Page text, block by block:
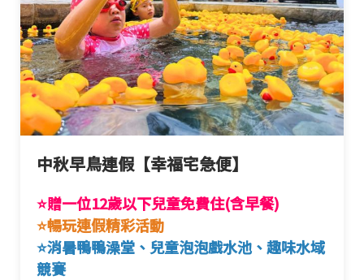
中秋早鳥連假【幸福宅急便】
⭐贈一位12歲以下兒童免費住(含早餐)
⭐暢玩連假精彩活動
⭐消暑鴨鴨澡堂、兒童泡泡戲水池、趣味水域
競賽